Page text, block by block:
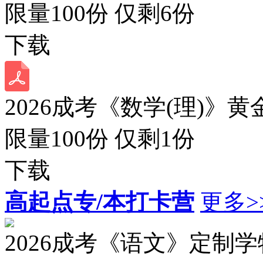
限量100份 仅剩 6份
下载
2026成考《数学(理)》黄
限量100份 仅剩 1份
下载
高起点专/本打卡营 更多
2026成考《语文》定制